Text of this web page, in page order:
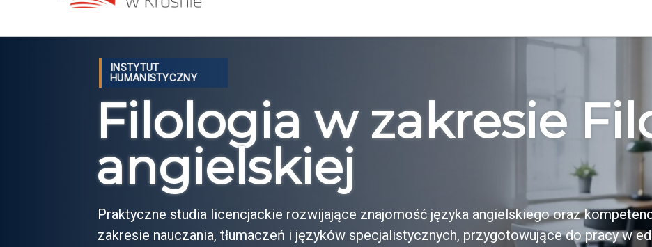
INSTYTUT
HUMANISTYCZNY
Filologia w zakresie
angielskiej
Praktyczne studia licencjackie rozwijające znajomość języka angielskiego oraz
zakresie nauczania, tłumaczeń i języków specjalistycznych, przygotowujące do pracy w